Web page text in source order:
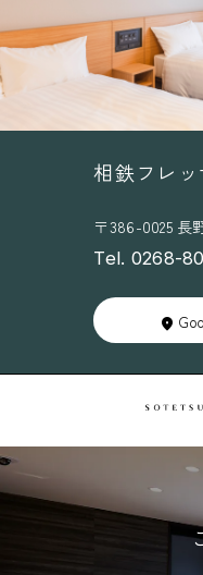
相鉄フレ
〒386-0025 長
Tel. 0268-